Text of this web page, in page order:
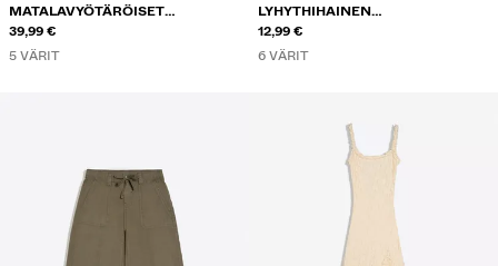
MATALAVYÖTÄRÖISET
LEVEÄLAHKEISET FARKUT
39,99 €
5 VÄRIT
LYHYTHIHAINEN
EPÄSYMMETRINEN T-PAITA
12,99 €
6 VÄRIT